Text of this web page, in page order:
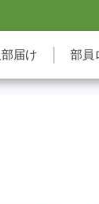
届け 部員